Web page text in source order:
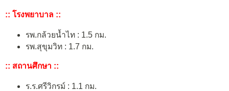
:: โรงพยาบาล ::
รพ.กล้วยน้ำไท : 1.5 กม.
รพ.สุขุมวิท : 1.7 กม.
:: สถานศึกษา ::
ร.ร.ศรีวิกรม์ : 1.1 กม.